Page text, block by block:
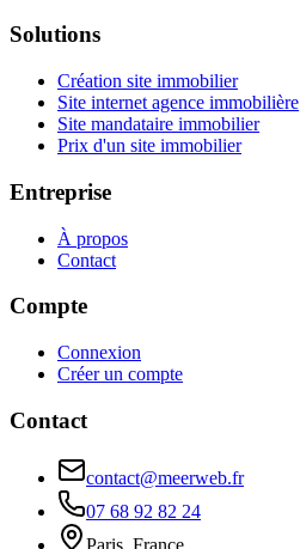
Solutions
Création site immobilier
Site internet agence immobilière
Site mandataire immobilier
Prix d'un site immobilier
Entreprise
À propos
Contact
Compte
Connexion
Créer un compte
Contact
contact@meerweb.fr
07 68 92 82 24